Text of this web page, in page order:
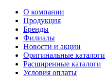
О компании
Продукция
Бренды
Филиалы
Новости и акции
Оригинальные каталоги
Расширенные каталоги
Условия оплаты